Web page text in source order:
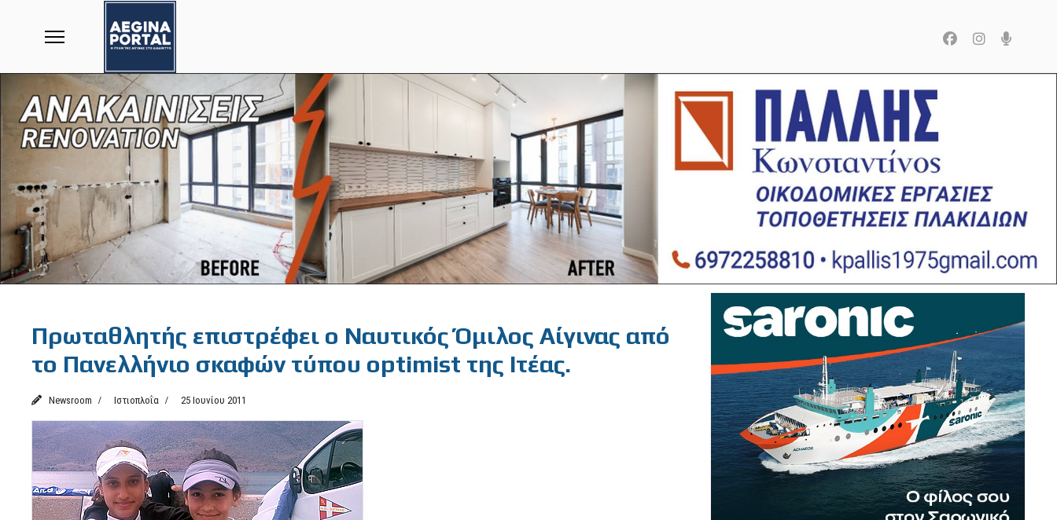
Πρωταθλητής επιστρέφει ο Ναυτικός Όμιλος Αίγινας από
το Πανελλήνιο σκαφών τύπου optimist της Ιτέας.
Newsroom Ιστιοπλοΐα 25 Ιουνίου 2011